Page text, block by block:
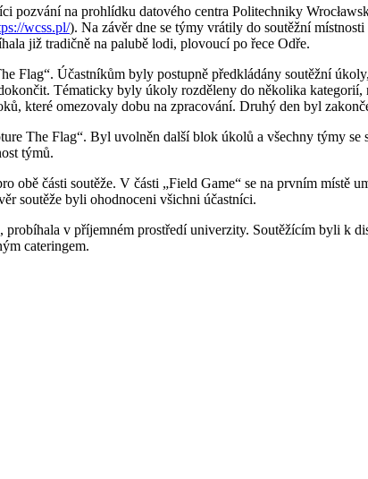
pozvání na prohlídku datového centra Politechniky
wcss.pl/). Na závěr dne se týmy vrátily do soutěžní
již tradičně na palubě lodi, plovoucí po řece Odře.
Flag“. Účastníkům byly postupně předkládány soutěžní
Tématicky byly úkoly rozděleny do několika
které omezovaly dobu na zpracování. Druhý den byl
The Flag“. Byl uvolněn další blok úkolů a všechny týmy
týmů.
obě části soutěže. V části „Field Game“ se na prvním místě
soutěže byli ohodnoceni všichni účastníci.
probíhala v příjemném prostředí univerzity. Soutěžícím byli k
cateringem.